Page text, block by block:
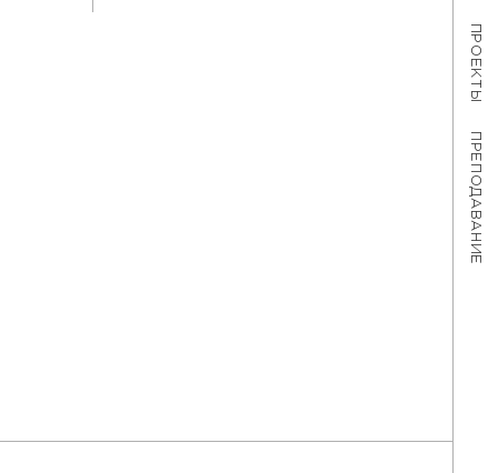
ПРОЕКТЫ
ПРЕПОДАВАНИЕ